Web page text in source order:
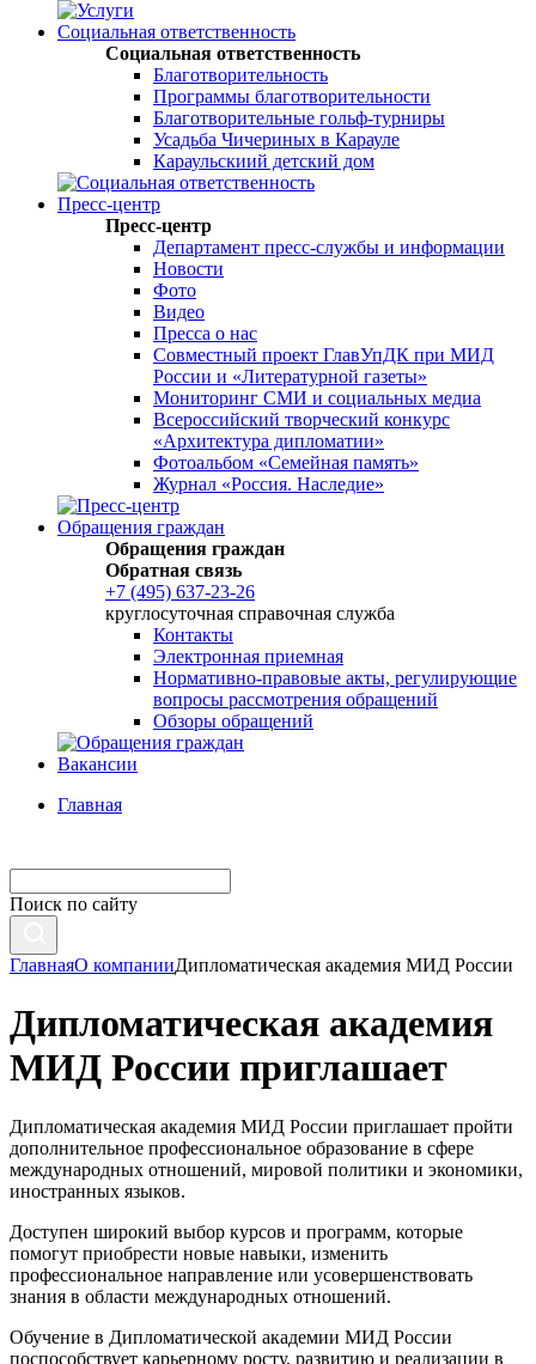
Социальная ответственность
Социальная ответственность
Благотворительность
Программы благотворительности
Благотворительные гольф-турниры
Усадьба Чичериных в Карауле
Караульскиий детский дом
Пресс-центр
Пресс-центр
Департамент пресс-службы и информации
Новости
Фото
Видео
Пресса о нас
Совместный проект ГлавУпДК при МИД
России и «Литературной газеты»
Мониторинг СМИ и социальных медиа
Всероссийский творческий конкурс
«Архитектура дипломатии»
Фотоальбом «Семейная память»
Журнал «Россия. Наследие»
Обращения граждан
Обращения граждан
Обратная связь
+7 (495) 637-23-26
круглосуточная справочная служба
Контакты
Электронная приемная
Нормативно-правовые акты, регулирующие
вопросы рассмотрения обращений
Обзоры обращений
Вакансии
Главная
Поиск по сайту
ГлавнаяО компанииДипломатическая академия МИД России
Дипломатическая академия
МИД России приглашает
Дипломатическая академия МИД России приглашает пройти
дополнительное профессиональное образование в сфере
международных отношений, мировой политики и экономики,
иностранных языков.
Доступен широкий выбор курсов и программ, которые
помогут приобрести новые навыки, изменить
профессиональное направление или усовершенствовать
знания в области международных отношений.
Обучение в Дипломатической академии МИД России
поспособствует карьерному росту, развитию и реализации в